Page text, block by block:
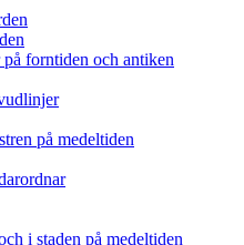
forntiden och antiken
på medeltiden
i staden på medeltiden